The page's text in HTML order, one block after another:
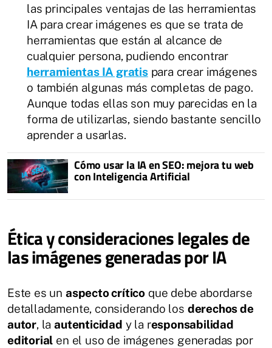
las principales ventajas de las herramientas
IA para crear imágenes es que se trata de
herramientas que están al alcance de
cualquier persona, pudiendo encontrar
herramientas IA gratispara crear imágenes
o también algunas más completas de pago.
Aunque todas ellas son muy parecidas en la
forma de utilizarlas, siendo bastante sencillo
aprender a usarlas.
Cómo usar la IA en SEO: mejora tu web
con Inteligencia Artificial
Ética y consideraciones legales de
las imágenes generadas por IA
Este es un aspecto crítico que debe abordarse
detalladamente, considerando los derechos de
autor, laautenticidad y la responsabilidad
editorial en el uso de imágenes generadas por